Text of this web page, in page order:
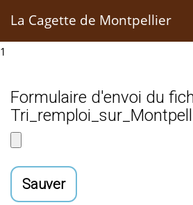
La Cagette de Montpellier
1
Formulaire d'envoi du